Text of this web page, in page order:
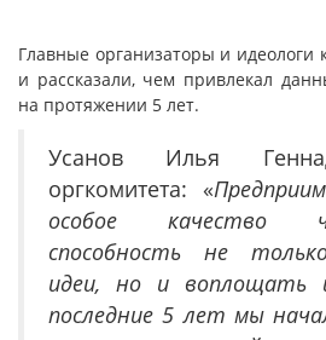
Главные организаторы и идеологи
и рассказали, чем привлекал
на протяжении 5 лет.
Усанов Илья
оргкомитета: «
особое качество
способность не
идеи, но и воплощать
последние 5 лет мы